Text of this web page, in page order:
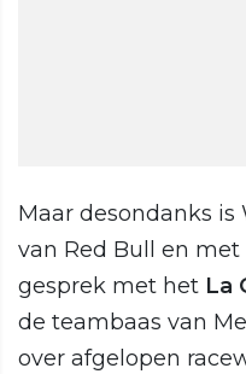
Maar desondanks
van Red Bull en
gesprek met het La
de teambaas van
over afgelopen